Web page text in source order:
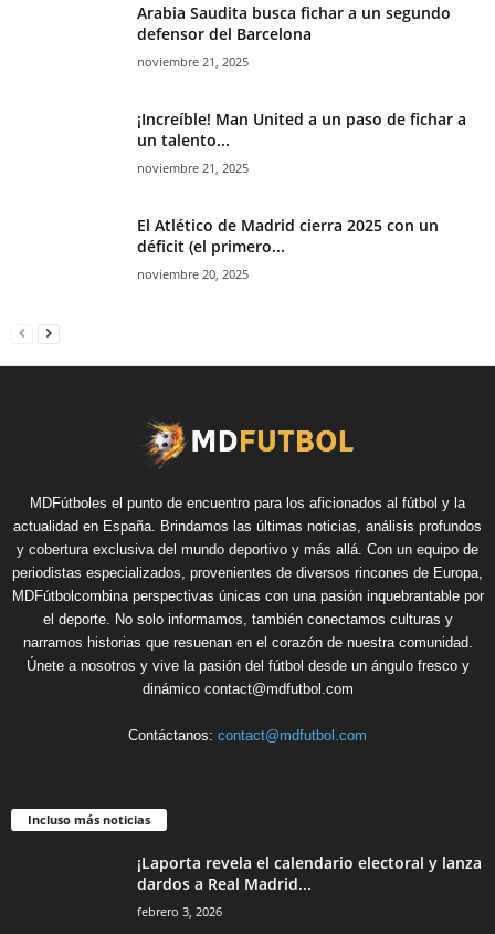
Arabia Saudita busca fichar a un segundo
defensor del Barcelona
noviembre 21, 2025
¡Increíble! Man United a un paso de fichar a
un talento...
noviembre 21, 2025
El Atlético de Madrid cierra 2025 con un
déficit (el primero...
noviembre 20, 2025
MDFútboles el punto de encuentro para los aficionados al fútbol y la
actualidad en España. Brindamos las últimas noticias, análisis profundos
y cobertura exclusiva del mundo deportivo y más allá. Con un equipo de
periodistas especializados, provenientes de diversos rincones de Europa,
MDFútbolcombina perspectivas únicas con una pasión inquebrantable por
el deporte. No solo informamos, también conectamos culturas y
narramos historias que resuenan en el corazón de nuestra comunidad.
Únete a nosotros y vive la pasión del fútbol desde un ángulo fresco y
dinámico contact@mdfutbol.com
Contáctanos: contact@mdfutbol.com
Incluso más noticias
¡Laporta revela el calendario electoral y lanza
dardos a Real Madrid...
febrero 3, 2026